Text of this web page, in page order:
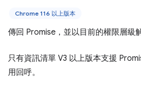
Chrome 116 以上版本
傳回 Promise，並以目前的權限層級解
只有資訊清單 V3 以上版本支援
用回呼。